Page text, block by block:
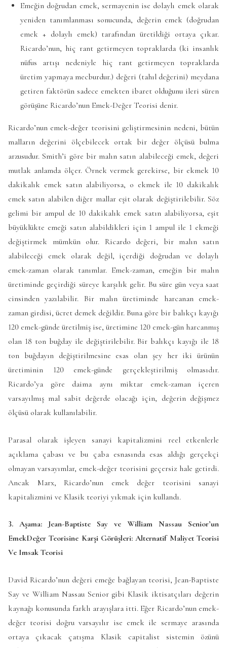
Emeğin doğrudan emek, sermayenin ise dolaylı emek olarak
yeniden tanımlanması sonucunda, değerin emek (doğrudan
emek + dolaylı emek) tarafından üretildiği ortaya çıkar.
Ricardo’nun, hiç rant getirmeyen topraklarda (ki insanlık
nüfus artışı nedeniyle hiç rant getirmeyen topraklarda
üretim yapmaya mecburdur.) değeri (tahıl değerini) meydana
getiren faktörün sadece emekten ibaret olduğunu ileri süren
görüşüne Ricardo’nun Emek-Değer Teorisi denir.
Ricardo’nun emek-değer teorisini geliştirmesinin nedeni, bütün
malların değerini ölçebilecek ortak bir değer ölçüsü bulma
arzusudur. Smith’i göre bir malın satın alabileceği emek, değeri
mutlak anlamda ölçer. Örnek vermek gerekirse, bir ekmek 10
dakikalık emek satın alabiliyorsa, o ekmek ile 10 dakikalık
emek satın alabilen diğer mallar eşit olarak değiştirilebilir. Söz
gelimi bir ampul de 10 dakikalık emek satın alabiliyorsa, eşit
büyüklükte emeği satın alabildikleri için 1 ampul ile 1 ekmeği
değiştirmek mümkün olur. Ricardo değeri, bir malın satın
alabileceği emek olarak değil, içerdiği doğrudan ve dolaylı
emek-zaman olarak tanımlar. Emek-zaman, emeğin bir malın
üretiminde geçirdiği süreye karşılık gelir. Bu süre gün veya saat
cinsinden yazılabilir. Bir malın üretiminde harcanan emek-
zaman girdisi, ücret demek değildir. Buna göre bir balıkçı kayığı
120 emek-günde üretilmiş ise, üretimine 120 emek-gün harcanmış
olan 18 ton buğday ile değiştirilebilir. Bir balıkçı kayığı ile 18
ton buğdayın değiştirilmesine esas olan şey her iki ürünün
üretiminin 120 emek-günde gerçekleştirilmiş olmasıdır.
Ricardo’ya göre daima aynı miktar emek-zaman içeren
varsayılmış mal sabit değerde olacağı için, değerin değişmez
ölçüsü olarak kullanılabilir.
Parasal olarak işleyen sanayi kapitalizmini reel etkenlerle
açıklama çabası ve bu çaba esnasında esas aldığı gerçekçi
olmayan varsayımlar, emek-değer teorisini geçersiz hale getirdi.
Ancak Marx, Ricardo’nun emek değer teorisini sanayi
kapitalizmini ve Klasik teoriyi yıkmak için kullandı.
3. Aşama: Jean-Baptiste Say ve William Nassau Senior’un
EmekDeğer Teorisine Karşi Görüşleri: Alternatif Maliyet Teorisi
Ve Imsak Teorisi
David Ricardo’nun değeri emeğe bağlayan teorisi, Jean-Baptiste
Say ve William Nassau Senior gibi Klasik iktisatçıları değerin
kaynağı konusunda farklı arayışlara itti. Eğer Ricardo’nun emek-
değer teorisi doğru varsayılır ise emek ile sermaye arasında
ortaya çıkacak çatışma Klasik capitalist sistemin özünü